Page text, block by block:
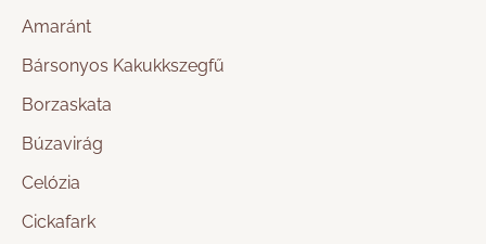
Amaránt
Bársonyos Kakukkszegfű
Borzaskata
Búzavirág
Celózia
Cickafark